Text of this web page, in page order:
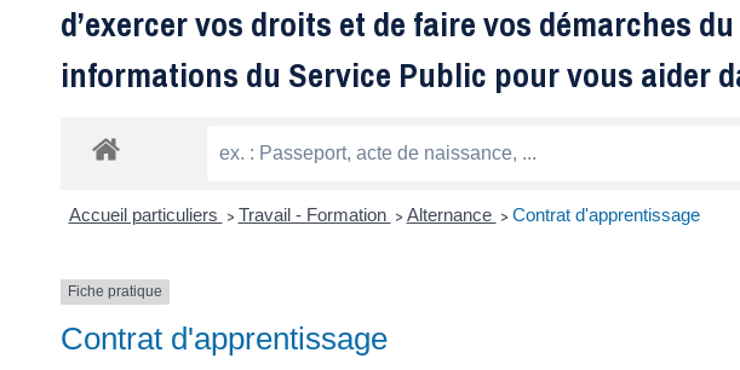
d’exercer vos droits et de faire vos démarches
informations du Service Public pour vous aider
Accueil particuliers > Travail - Formation > Alternance > Contrat d'apprentissage
Fiche pratique
Contrat d'apprentissage